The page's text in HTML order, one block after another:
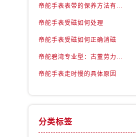
帝舵手表表带的保养方法有哪些？
帝舵手表受磁如何处理
帝舵手表受磁如何正确消磁
帝舵碧湾专业型：古董劳力士的“转世重生”
帝舵手表走时慢的具体原因
分类标签